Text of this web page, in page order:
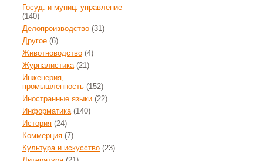
Госуд. и муниц. управление
(140)
Делопроизводство (31)
Другое (6)
Животноводство (4)
Журналистика(21)
Инженерия,
промышленность (152)
Иностранные языки (22)
Информатика(140)
История (24)
Коммерция (7)
Культура и искусство (23)